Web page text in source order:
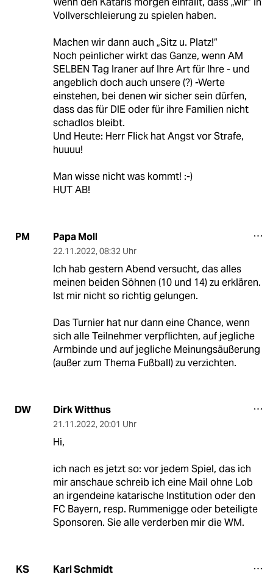
Vollverschleierung zu spielen haben.
Machen wir dann auch „Sitz u. Platz!“
Noch peinlicher wirkt das Ganze, wenn AM
SELBEN Tag Iraner auf Ihre Art für Ihre - und
angeblich doch auch unsere (?) -Werte
einstehen, bei denen wir sicher sein dürfen,
dass das für DIE oder für ihre Familien nicht
schadlos bleibt.
Und Heute: Herr Flick hat Angst vor Strafe,
huuuu!
Man wisse nicht was kommt! :-)
HUT AB!
PM Papa Moll
22.11.2022, 08:32 Uhr
Ich hab gestern Abend versucht, das alles
meinen beiden Söhnen (10 und 14) zu erklären.
Ist mir nicht so richtig gelungen.
Das Turnier hat nur dann eine Chance, wenn
sich alle Teilnehmer verpflichten, auf jegliche
Armbinde und auf jegliche Meinungsäußerung
(außer zum Thema Fußball) zu verzichten.
DW Dirk Witthus
21.11.2022, 20:01 Uhr
Hi,
ich nach es jetzt so: vor jedem Spiel, das ich
mir anschaue schreib ich eine Mail ohne Lob
an irgendeine katarische Institution oder den
FC Bayern, resp. Rummenigge oder beteiligte
Sponsoren. Sie alle verderben mir die WM.
KS Karl Schmidt